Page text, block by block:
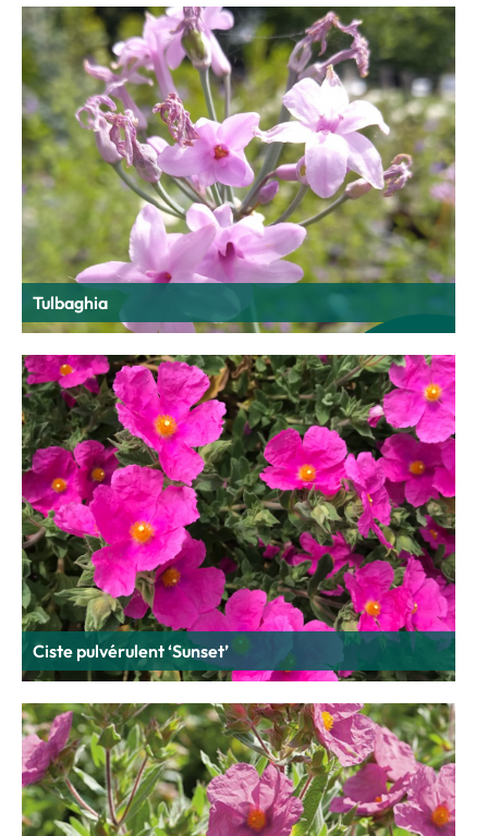
Tulbaghia
Ciste pulvérulent ‘Sunset’